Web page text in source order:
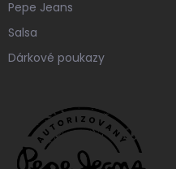
Pepe Jeans
Salsa
Dárkové poukazy